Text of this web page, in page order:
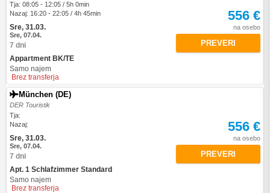
Tja: 08:05 - 12:05 / 5h 0min
Nazaj: 16:20 - 22:05 / 4h 45min
Sre, 31.03.
Sre, 07.04.
7 dni
Appartment BK/TE
Samo najem
Brez transferja
556 €
na osebo
PREVERI
München (DE)
DER Touristik
Tja:
Nazaj:
Sre, 31.03.
Sre, 07.04.
7 dni
Apt. 1 Schlafzimmer Standard
Samo najem
Brez transferja
556 €
na osebo
PREVERI